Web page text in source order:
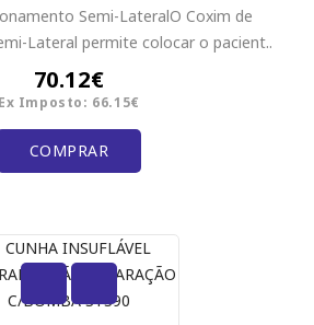
Semi-LateralO Coxim de
Lateral permite colocar o pacient..
70.12€
Ex Imposto: 66.15€
COMPRAR